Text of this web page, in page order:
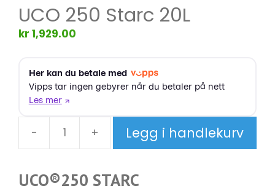
UCO 250 Starc 20L
kr 1,929.00
-
UCO
20L
+ Legg i handlekurv
UCO®250 STARC